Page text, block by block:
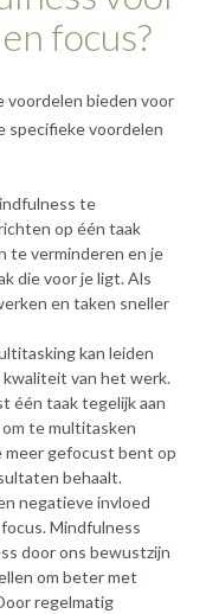
focus?
voordelen bieden voor
specifieke voordelen
te
op één taak
te verminderen en je
die voor je ligt. Als
en taken sneller
kan leiden
van het werk.
één taak tegelijk aan
te multitasken
gefocust bent op
behaalt.
negatieve invloed
Mindfulness
door ons bewustzijn
om beter met
regelmatig